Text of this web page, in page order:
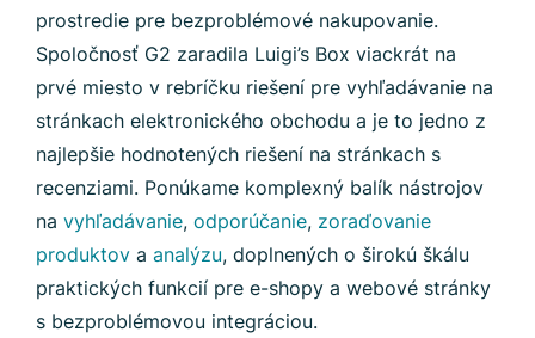
prostredie pre bezproblémové nakupovanie.
Spoločnosť G2 zaradila Luigi’s Box viackrát na
prvé miesto v rebríčku riešení pre vyhľadávanie na
stránkach elektronického obchodu a je to jedno z
najlepšie hodnotených riešení na stránkach s
recenziami. Ponúkame komplexný balík nástrojov
na vyhľadávanie, odporúčanie, zoraďovanie
produktov a analýzu, doplnených o širokú škálu
praktických funkcií pre e-shopy a webové stránky
s bezproblémovou integráciou.